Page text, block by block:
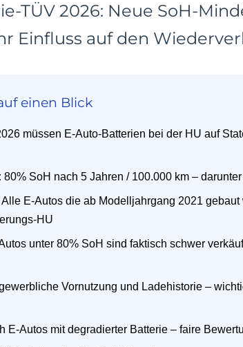
TÜV 2026: Neue SoH-
Einfluss auf den
einen Blick
müssen E-Auto-Batterien bei der HU auf
80% SoH nach 5 Jahren / 100.000 km –
Alle E-Autos die ab Modelljahrgang 2021
HU
unter 80% SoH sind faktisch schwer
Vornutzung und Ladehistorie –
E-Autos mit degradierter Batterie – faire